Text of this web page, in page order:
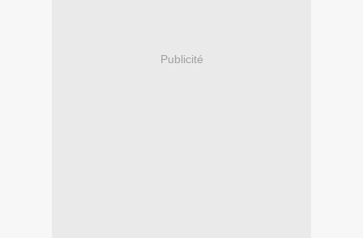
Publicité